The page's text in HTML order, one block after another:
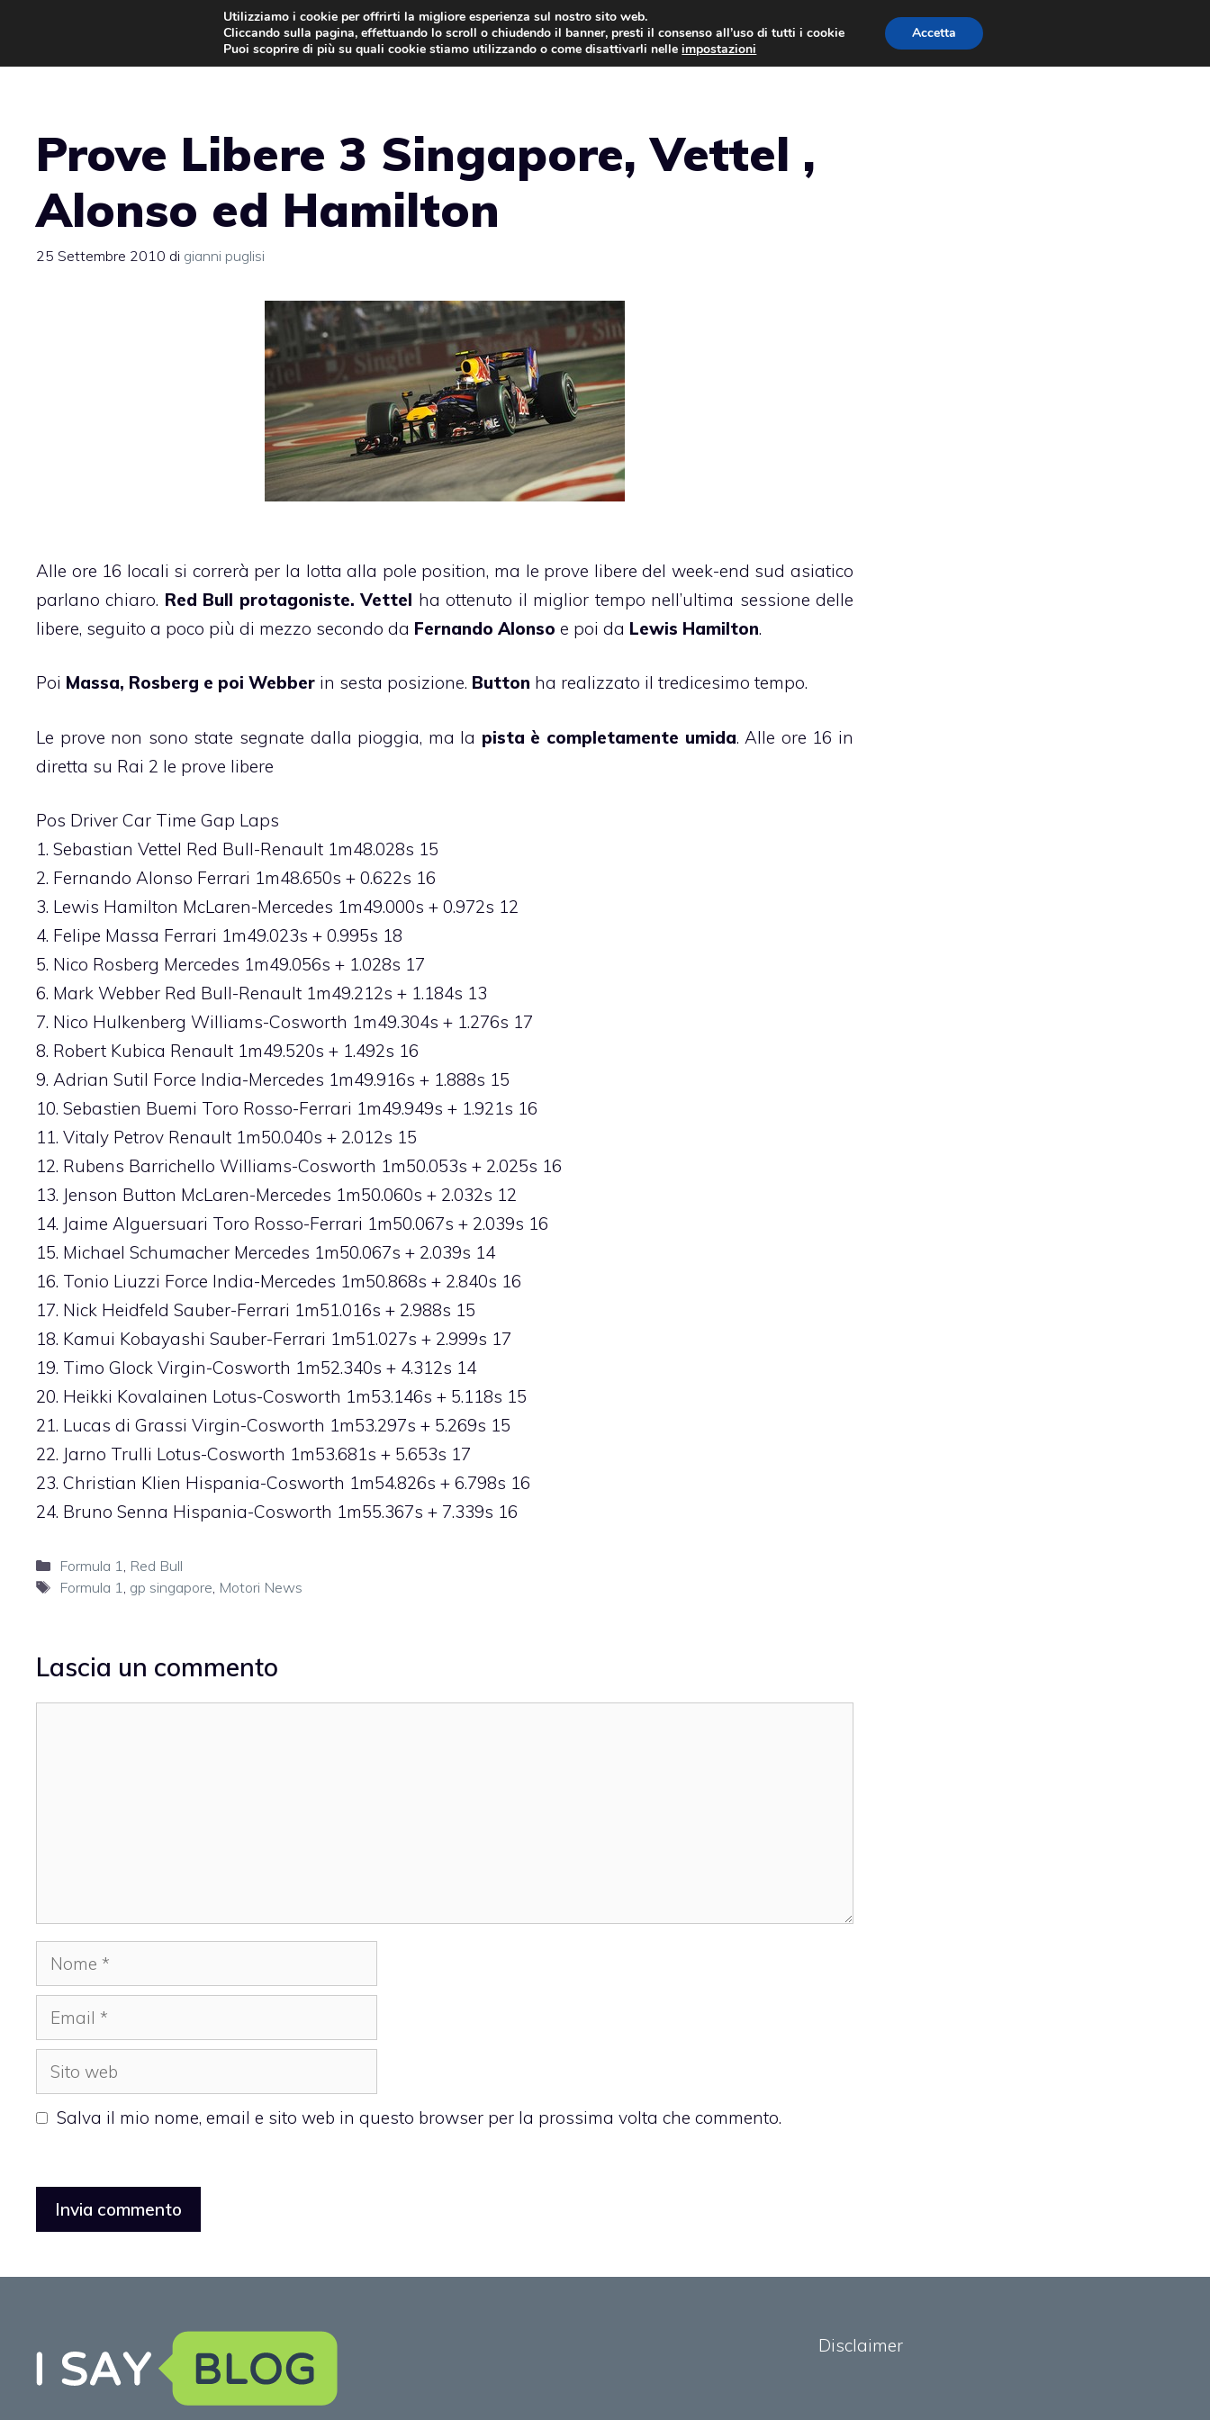
contenuto
AUTO NEWS EVENTI E FIERE
Prove Libere 3 Singapore, Vettel ,
Alonso ed Hamilton
25 Settembre 2010 di gianni puglisi
Alle ore 16 locali si correrà per la lotta alla pole position, ma le prove libere del week-end sud asiatico
parlano chiaro. Red Bull protagoniste. Vettel ha ottenuto il miglior tempo nell’ultima sessione delle
libere, seguito a poco più di mezzo secondo da Fernando Alonso e poi da Lewis Hamilton.
Poi Massa, Rosberg e poi Webber in sesta posizione. Button ha realizzato il tredicesimo tempo.
Le prove non sono state segnate dalla pioggia, ma la pista è completamente umida. Alle ore 16 in
diretta su Rai 2 le prove libere
Pos Driver Car Time Gap Laps
1. Sebastian Vettel Red Bull-Renault 1m48.028s 15
2. Fernando Alonso Ferrari 1m48.650s + 0.622s 16
3. Lewis Hamilton McLaren-Mercedes 1m49.000s + 0.972s 12
4. Felipe Massa Ferrari 1m49.023s + 0.995s 18
5. Nico Rosberg Mercedes 1m49.056s + 1.028s 17
6. Mark Webber Red Bull-Renault 1m49.212s + 1.184s 13
7. Nico Hulkenberg Williams-Cosworth 1m49.304s + 1.276s 17
8. Robert Kubica Renault 1m49.520s + 1.492s 16
9. Adrian Sutil Force India-Mercedes 1m49.916s + 1.888s 15
10. Sebastien Buemi Toro Rosso-Ferrari 1m49.949s + 1.921s 16
11. Vitaly Petrov Renault 1m50.040s + 2.012s 15
12. Rubens Barrichello Williams-Cosworth 1m50.053s + 2.025s 16
13. Jenson Button McLaren-Mercedes 1m50.060s + 2.032s 12
14. Jaime Alguersuari Toro Rosso-Ferrari 1m50.067s + 2.039s 16
15. Michael Schumacher Mercedes 1m50.067s + 2.039s 14
16. Tonio Liuzzi Force India-Mercedes 1m50.868s + 2.840s 16
17. Nick Heidfeld Sauber-Ferrari 1m51.016s + 2.988s 15
18. Kamui Kobayashi Sauber-Ferrari 1m51.027s + 2.999s 17
19. Timo Glock Virgin-Cosworth 1m52.340s + 4.312s 14
20. Heikki Kovalainen Lotus-Cosworth 1m53.146s + 5.118s 15
21. Lucas di Grassi Virgin-Cosworth 1m53.297s + 5.269s 15
22. Jarno Trulli Lotus-Cosworth 1m53.681s + 5.653s 17
23. Christian Klien Hispania-Cosworth 1m54.826s + 6.798s 16
24. Bruno Senna Hispania-Cosworth 1m55.367s + 7.339s 16
Categorie
Formula 1, Red Bull
Tag
Formula 1, gp singapore, Motori News
Lascia un commento
Nome
Email
Sito
web
Salva il mio nome, email e sito web in questo browser per la prossima volta che commento.
Disclaimer
Utilizziamo i cookie per offrirti la migliore esperienza sul nostro sito web.
Cliccando sulla pagina, effettuando lo scroll o chiudendo il banner, presti il consenso all’uso di tutti i cookie
Puoi scoprire di più su quali cookie stiamo utilizzando o come disattivarli nelleimpostazioni
Accetta